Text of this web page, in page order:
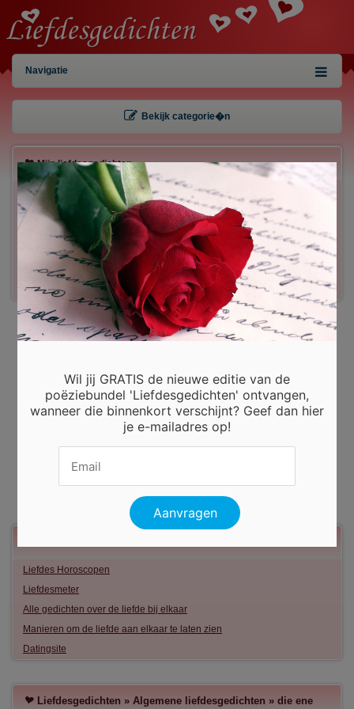
Navigatie
Bekijk categorie�n
Mijn liefdesgedichten
Gebruiker:
Wachtwoord:
Inloggen!
Registreren Gegevens kwijt?
Liefdes Horoscopen
Liefdesmeter
Alle gedichten over de liefde bij elkaar
Manieren om de liefde aan elkaar te laten zien
Datingsite
Liefdesgedichten » Algemene liefdesgedichten » die ene
Wil jij GRATIS de nieuwe editie van de
poëziebundel 'Liefdesgedichten' ontvangen,
wanneer die binnenkort verschijnt? Geef dan hier
je e-mailadres op!